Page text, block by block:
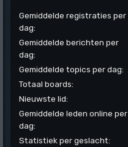
Gemiddelde registraties per
dag:
Gemiddelde berichten per
dag:
Gemiddelde topics per dag:
Totaal boards:
Nieuwste lid:
Gemiddelde leden online per
dag:
Statistiek per geslacht: